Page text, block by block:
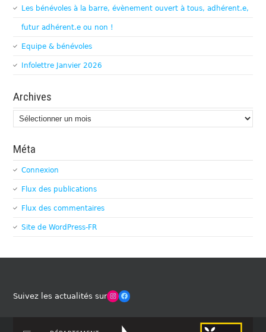
Les bénévoles à la barre, évènement ouvert à tous, adhérent.e,
futur adhérent.e ou non !
Equipe & bénévoles
Infolettre Janvier 2026
Archives
Archives
Méta
Connexion
Flux des publications
Flux des commentaires
Site de WordPress-FR
Suivez les actualités surWinches Club OfficielFacebook